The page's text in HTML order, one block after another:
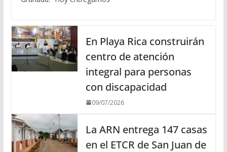
En Playa Rica construirán
centro de atención
integral para personas
con discapacidad
09/07/2026
La ARN entrega 147 casas
en el ETCR de San Juan de